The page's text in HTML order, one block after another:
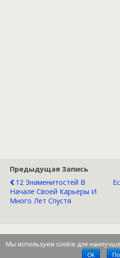
Предыдущая Запись
12 Знаменитостей В
Начале Своей Карьеры И
Много Лет Спустя
Мы используем cookie для
Ok